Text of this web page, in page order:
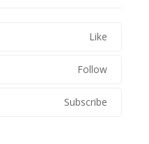
Like
Follow
Subscribe